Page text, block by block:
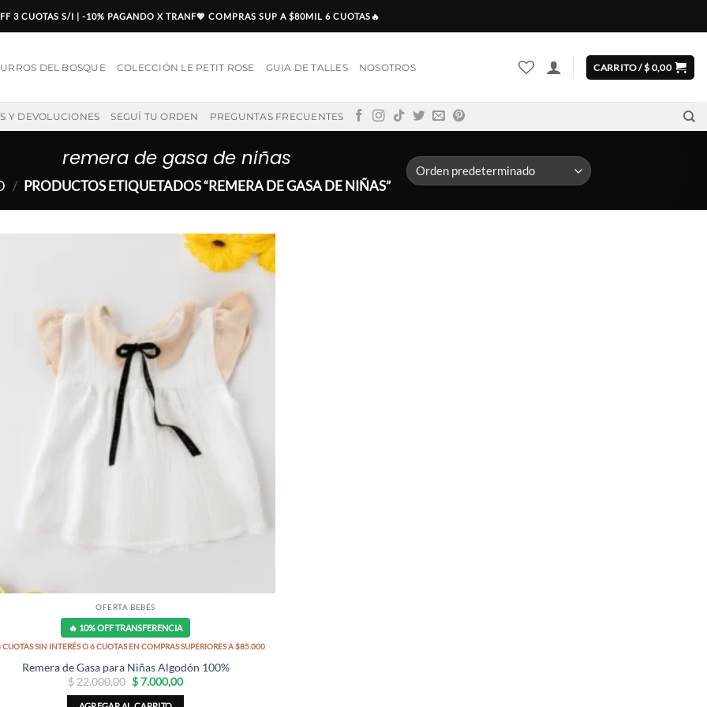
3 CUOTAS S/I | -10% PAGANDO X TRANF💖 COMPRAS SUP A $80MIL 6 CUOTAS🔥
DEL BOSQUE COLECCIÓN LE PETIT ROSE GUIA DE TALLES NOSOTROS CARRITO /$ 0,00
Y DEVOLUCIONES SEGUÍ TU ORDEN PREGUNTAS FRECUENTES
remera de gasa de niñas
/ PRODUCTOS ETIQUETADOS “REMERA DE GASA DE NIÑAS”
OFERTA BEBÉS
🔥 10% OFF TRANSFERENCIA
SIN INTERÉS O 6 CUOTAS EN COMPRAS SUPERIORES A $85.000
Remera de Gasa para Niñas Algodón 100%
$22.000,00 El
precio
original
$7.000,00El